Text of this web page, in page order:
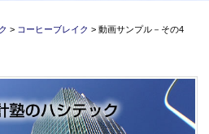
> コーヒーブレイク >動画サンプル－その4